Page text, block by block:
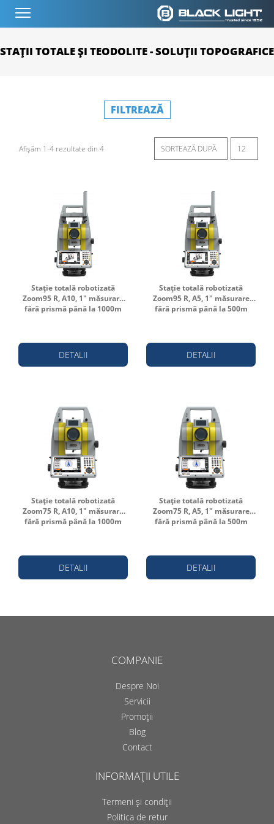
STAȚII TOTALE ȘI TEODOLITE - SOLUȚII TOPOGRAFICE
FILTREAZĂ
Afișăm 1-4 rezultate din 4
Stație totală robotizată
Zoom95 R, A10, 1" măsurare
fără prismă până la 1000m
DETALII
Stație totală robotizată
Zoom95 R, A5, 1" măsurare
fără prismă până la 500m
DETALII
Stație totală robotizată
Zoom75 R, A10, 1" măsurare
fără prismă până la 1000m
DETALII
Stație totală robotizată
Zoom75 R, A5, 1" măsurare
fără prismă până la 500m
DETALII
COMPANIE
Despre Noi
Servicii
Promoții
Blog
Contact
INFORMAȚII UTILE
Termeni și condiții
Politica de retur